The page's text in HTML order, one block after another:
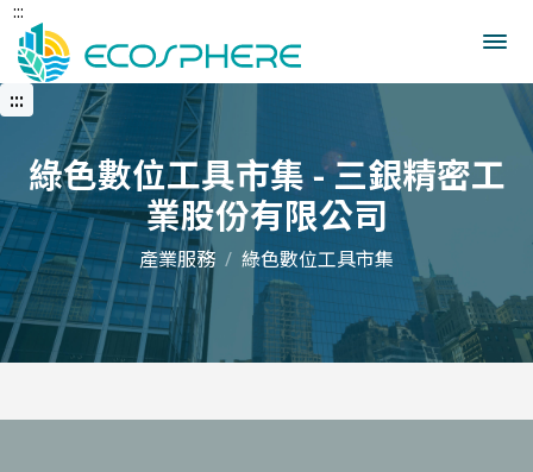
跳
到
中
內
:::
:::
綠色數位工具市集 - 三銀精密工
業股份有限公司
產業服務 綠色數位工具市集